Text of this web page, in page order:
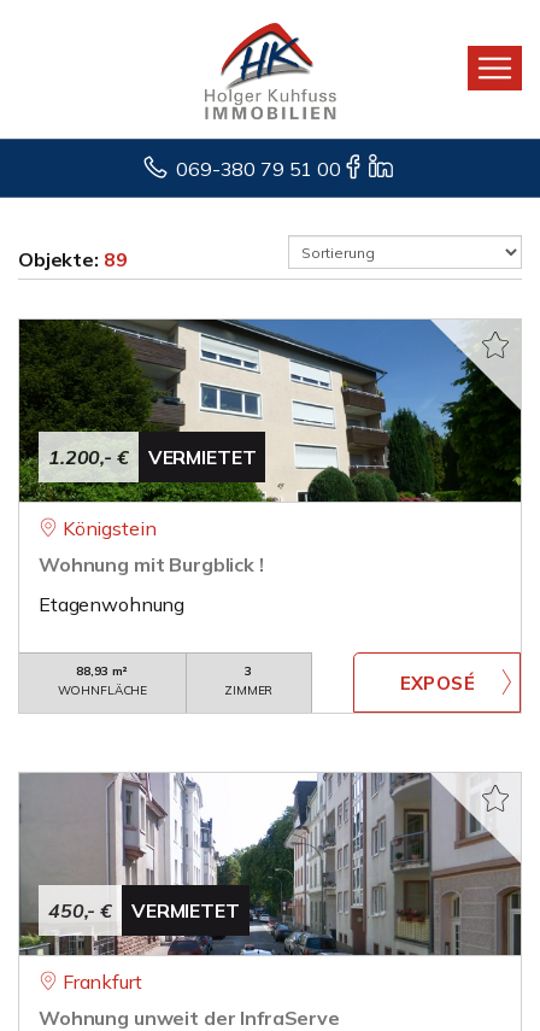
069-380 79 51 00
Objekte: 89
1.200,- € VERMIETET
Königstein
Wohnung mit Burgblick !
Etagenwohnung
88,93 m²
WOHNFLÄCHE
3
ZIMMER
450,- € VERMIETET
Frankfurt
Wohnung unweit der InfraServe